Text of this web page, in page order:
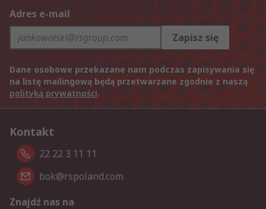
Adres e-mail
Zapisz się
Dane osobowe przekazane nam podczas zapisywania się
na listę mailingową będą przetwarzane zgodnie z naszą
polityką prywatności.
Kontakt
22 22 3 11 11
bok@rspoland.com
Znajdź nas na